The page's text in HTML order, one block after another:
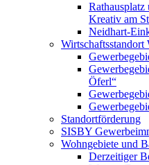
Kreativ am
Neidhart-
Wirtschaftsstandort
Öferl“
Standortförderung
SISBY
Wohngebiete und
Derzeitiger